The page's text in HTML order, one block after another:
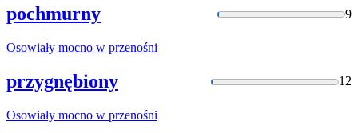
pochmurny 9
Osowiały mocno w przenośni
przygnębiony 12
Osowiały mocno w przenośni